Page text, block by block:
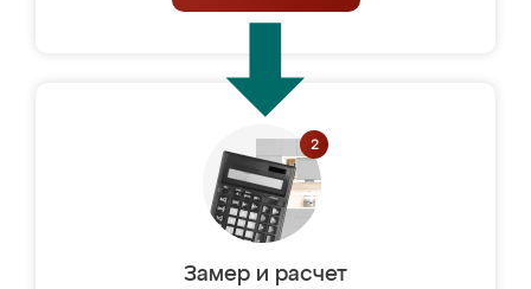
Замер и расчет